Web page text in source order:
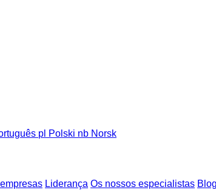
pl Polski nb Norsk
Liderança Os nossos especialistas